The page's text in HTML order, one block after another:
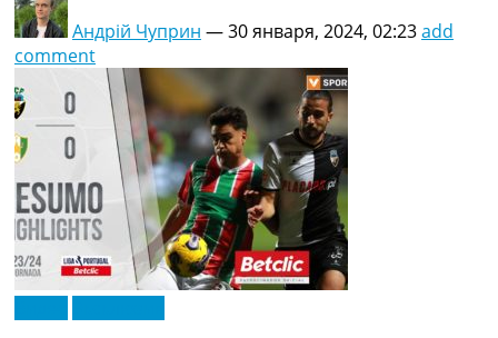
Андрій Чуприн —30 января, 2024, 02:23add
comment